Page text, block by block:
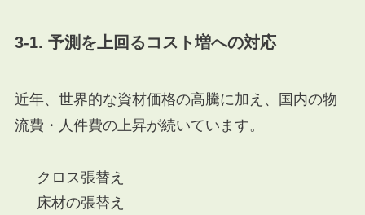
3-1. 予測を上回るコスト増への対応
近年、世界的な資材価格の高騰に加え、国内の物
流費・人件費の上昇が続いています。
クロス張替え
床材の張替え